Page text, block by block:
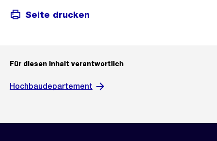
Seite drucken
Für diesen Inhalt verantwortlich
Hochbaudepartement